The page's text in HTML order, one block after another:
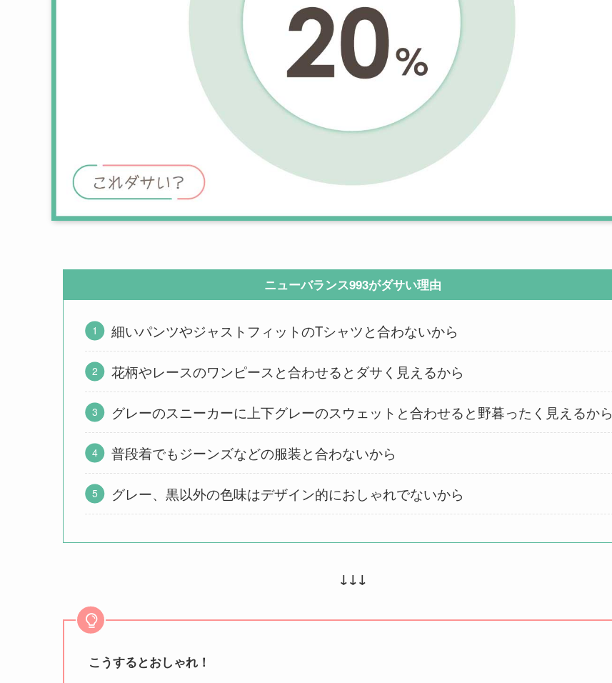
ニューバランス993がダサい理由
細いパンツやジャストフィットのTシャツと合わないから
花柄やレースのワンピースと合わせるとダサく見えるから
グレーのスニーカーに上下グレーのスウェットと合わせると野暮ったく見えるから
普段着でもジーンズなどの服装と合わないから
グレー、黒以外の色味はデザイン的におしゃれでないから
↓↓↓
こうするとおしゃれ！